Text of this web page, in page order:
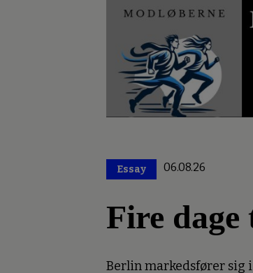
Essay 06.08.26
Fire dage
Berlin markedsfører sig